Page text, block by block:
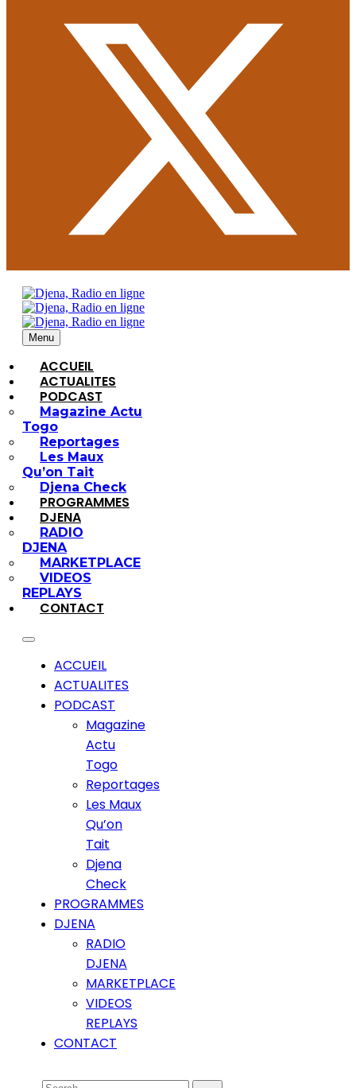
Menu
ACCUEIL
ACTUALITES
PODCAST
Magazine Actu
Togo
Reportages
Les Maux
Qu’on Tait
Djena Check
PROGRAMMES
DJENA
RADIO
DJENA
MARKETPLACE
VIDEOS
REPLAYS
CONTACT
ACCUEIL
ACTUALITES
PODCAST
Magazine
Actu
Togo
Reportages
Les Maux
Qu’on
Tait
Djena
Check
PROGRAMMES
DJENA
RADIO
DJENA
MARKETPLACE
VIDEOS
REPLAYS
CONTACT